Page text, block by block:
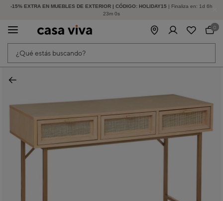
-15% EXTRA EN MUEBLES DE EXTERIOR | CÓDIGO: HOLIDAY15 | Finaliza en: 1d 6h
23m 0s
HASTA -60% DE DESCUENTO | SEGUNDAS REBAJAS
¿Qué estás buscando?
0